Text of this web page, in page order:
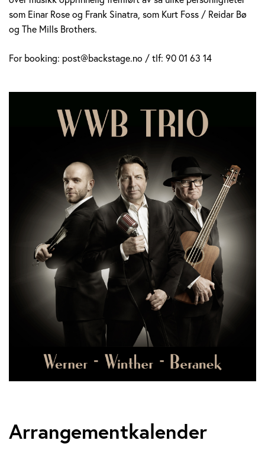
som Einar Rose og Frank Sinatra, som Kurt Foss / Reidar Bø
og The Mills Brothers.
For booking: post@backstage.no / tlf: 90 01 63 14
Arrangementkalender